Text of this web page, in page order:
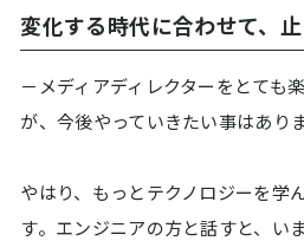
変化する時代に合わせて、
－メディアディレクターをとても
が、今後やっていきたい事はあり
やはり、もっとテクノロジーを学
す。エンジニアの方と話すと、い